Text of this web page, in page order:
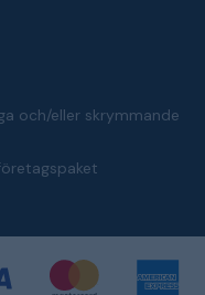
och/eller skrymmande